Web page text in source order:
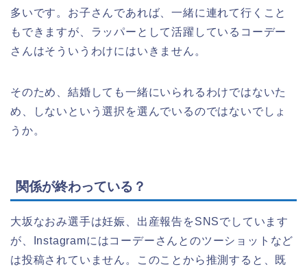
多いです。お子さんであれば、一緒に連れて行くこと
もできますが、ラッパーとして活躍しているコーデー
さんはそういうわけにはいきません。
そのため、結婚しても一緒にいられるわけではないた
め、しないという選択を選んでいるのではないでしょ
うか。
関係が終わっている？
大坂なおみ選手は妊娠、出産報告をSNSでしています
が、Instagramにはコーデーさんとのツーショットなど
は投稿されていません。このことから推測すると、既